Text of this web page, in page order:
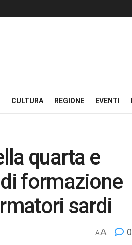
CULTURA REGIONE EVENTI
quarta e
formazione
sardi
AA 0